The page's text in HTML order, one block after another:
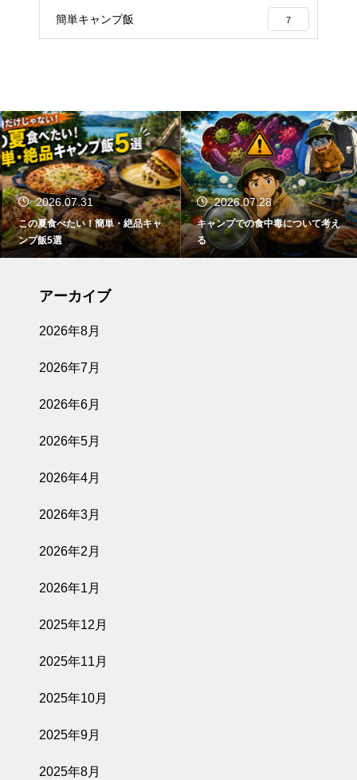
簡単キャンプ飯 7
2026.07.31
この夏食べたい！簡単・絶品キャ
ンプ飯5選
2026.07.28
キャンプでの食中毒について考え
る
アーカイブ
2026年8月
2026年7月
2026年6月
2026年5月
2026年4月
2026年3月
2026年2月
2026年1月
2025年12月
2025年11月
2025年10月
2025年9月
2025年8月